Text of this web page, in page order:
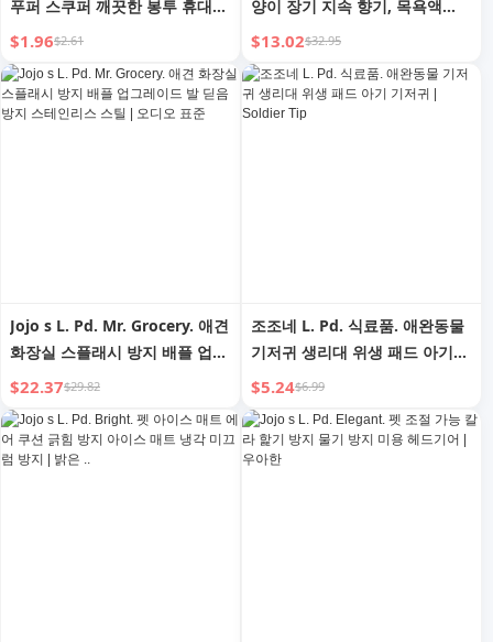
푸퍼 스쿠퍼 깨끗한 봉투 휴대용
반려동물 쓰레기 봉투 반려동물
용품
$1.96$2.61
양이 장기 지속 향기, 목욕액
500ml
$13.02$32.95
Jojo s L. Pd. Mr. Grocery. 애견
화장실 스플래시 방지 배플 업그
레이드 발 딛음 방지 스테인리스
스틸 | 오디오 표준
$22.37$29.82
조조네 L. Pd. 식료품. 애완동물
기저귀 생리대 위생 패드 아기
기저귀 | Soldier Tip
$5.24$6.99